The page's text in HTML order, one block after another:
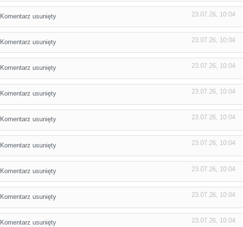
23.07.26, 10:04
Komentarz usunięty
23.07.26, 10:04
Komentarz usunięty
23.07.26, 10:04
Komentarz usunięty
23.07.26, 10:04
Komentarz usunięty
23.07.26, 10:04
Komentarz usunięty
23.07.26, 10:04
Komentarz usunięty
23.07.26, 10:04
Komentarz usunięty
23.07.26, 10:04
Komentarz usunięty
23.07.26, 10:04
Komentarz usunięty